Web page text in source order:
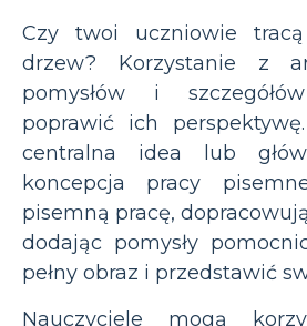
Czy twoi uczniowie
drzew? Korzystanie z
pomysłów i
poprawić ich
centralna idea lub
koncepcja pracy
pisemną pracę,
dodając pomysły
pełny obraz i przedstawić
Nauczyciele mogą